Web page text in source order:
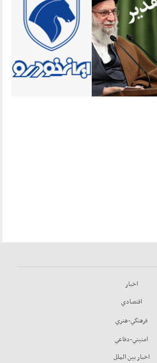
اخبار
اقتصادي
فرهنگي-هنري
امنيتي-دفاعي
اخبار بين الملل